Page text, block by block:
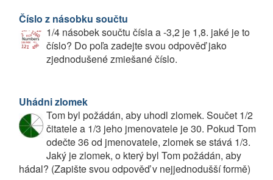
Číslo z násobku součtu
1/4 násobek součtu čísla a -3,2 je 1,8. jaké je to
číslo? Do poľa zadejte svou odpověď jako
zjednodušené zmiešané číslo.
Uhádni zlomek
Tom byl požádán, aby uhodl zlomek. Součet 1/2
čitatele a 1/3 jeho jmenovatele je 30. Pokud Tom
odečte 36 od jmenovatele, zlomek se stává 1/3.
Jaký je zlomek, o který byl Tom požádán, aby
hádal? (Zapište svou odpověď v nejjednodušší formě)